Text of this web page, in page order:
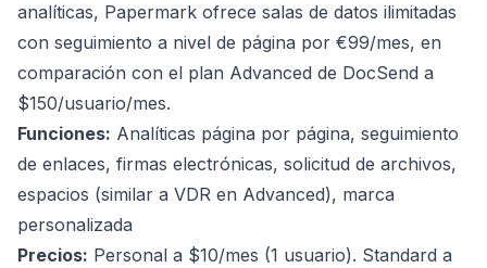
analíticas, Papermark ofrece salas de datos ilimitadas
con seguimiento a nivel de página por €99/mes, en
comparación con el plan Advanced de DocSend a
$150/usuario/mes.
Funciones: Analíticas página por página, seguimiento
de enlaces, firmas electrónicas, solicitud de archivos,
espacios (similar a VDR en Advanced), marca
personalizada
Precios: Personal a $10/mes (1 usuario). Standard a